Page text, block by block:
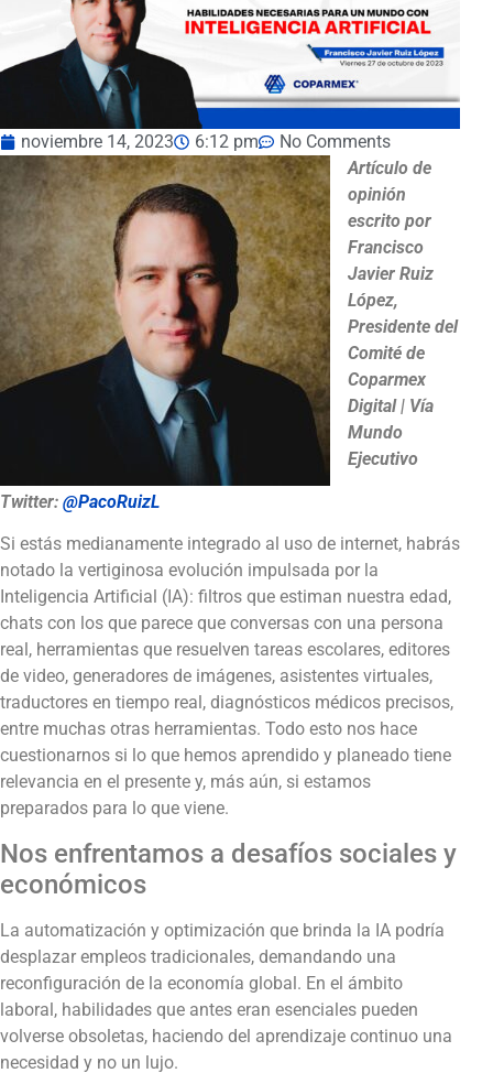
noviembre 14, 2023 6:12 pm
No Comments
Artículo de
opinión
escrito por
Francisco
Javier Ruiz
López,
Presidente del
Comité de
Coparmex
Digital | Vía
Mundo
Ejecutivo
Twitter: @PacoRuizL
Si estás medianamente integrado al uso de internet, habrás
notado la vertiginosa evolución impulsada por la
Inteligencia Artificial (IA): filtros que estiman nuestra edad,
chats con los que parece que conversas con una persona
real, herramientas que resuelven tareas escolares, editores
de video, generadores de imágenes, asistentes virtuales,
traductores en tiempo real, diagnósticos médicos precisos,
entre muchas otras herramientas. Todo esto nos hace
cuestionarnos si lo que hemos aprendido y planeado tiene
relevancia en el presente y, más aún, si estamos
preparados para lo que viene.
Nos enfrentamos a desafíos sociales y
económicos
La automatización y optimización que brinda la IA podría
desplazar empleos tradicionales, demandando una
reconfiguración de la economía global. En el ámbito
laboral, habilidades que antes eran esenciales pueden
volverse obsoletas, haciendo del aprendizaje continuo una
necesidad y no un lujo.